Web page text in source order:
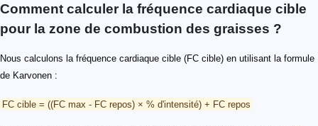
Comment calculer la fréquence cardiaque cible
pour la zone de combustion des graisses ?
Nous calculons la fréquence cardiaque cible (FC cible) en utilisant la formule
de Karvonen :
FC cible = ((FC max - FC repos) × % d'intensité) + FC repos